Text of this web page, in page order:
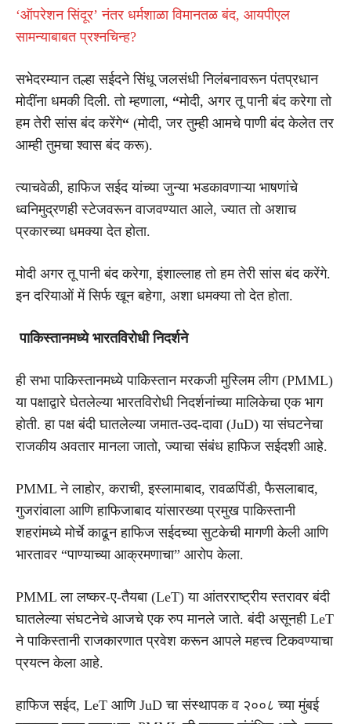
‘ऑपरेशन सिंदूर’ नंतर धर्मशाळा विमानतळ बंद, आयपीएल
सामन्याबाबत प्रश्नचिन्ह?
सभेदरम्यान तल्हा सईदने सिंधू जलसंधी निलंबनावरून पंतप्रधान
मोदींना धमकी दिली. तो म्हणाला, “मोदी, अगर तू पानी बंद करेगा तो
हम तेरी सांस बंद करेंगे“ (मोदी, जर तुम्ही आमचे पाणी बंद केलेत तर
आम्ही तुमचा श्वास बंद करू).
त्याचवेळी, हाफिज सईद यांच्या जुन्या भडकावणाऱ्या भाषणांचे
ध्वनिमुद्रणही स्टेजवरून वाजवण्यात आले, ज्यात तो अशाच
प्रकारच्या धमक्या देत होता.
मोदी अगर तू पानी बंद करेगा, इंशाल्लाह तो हम तेरी सांस बंद करेंगे.
इन दरियाओं में सिर्फ खून बहेगा, अशा धमक्या तो देत होता.
पाकिस्तानमध्ये भारतविरोधी निदर्शने
ही सभा पाकिस्तानमध्ये पाकिस्तान मरकजी मुस्लिम लीग (PMML)
या पक्षाद्वारे घेतलेल्या भारतविरोधी निदर्शनांच्या मालिकेचा एक भाग
होती. हा पक्ष बंदी घातलेल्या जमात-उद-दावा (JuD) या संघटनेचा
राजकीय अवतार मानला जातो, ज्याचा संबंध हाफिज सईदशी आहे.
PMML ने लाहोर, कराची, इस्लामाबाद, रावळपिंडी, फैसलाबाद,
गुजरांवाला आणि हाफिजाबाद यांसारख्या प्रमुख पाकिस्तानी
शहरांमध्ये मोर्चे काढून हाफिज सईदच्या सुटकेची मागणी केली आणि
भारतावर “पाण्याच्या आक्रमणाचा” आरोप केला.
PMML ला लष्कर-ए-तैयबा (LeT) या आंतरराष्ट्रीय स्तरावर बंदी
घातलेल्या संघटनेचे आजचे एक रुप मानले जाते. बंदी असूनही LeT
ने पाकिस्तानी राजकारणात प्रवेश करून आपले महत्त्व टिकवण्याचा
प्रयत्न केला आहे.
हाफिज सईद, LeT आणि JuD चा संस्थापक व २००८ च्या मुंबई